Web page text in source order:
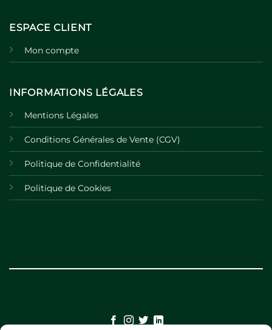
ESPACE CLIENT
Mon compte
INFORMATIONS LÉGALES
Mentions Légales
Conditions Générales de Vente (CGV)
Politique de Confidentialité
Politique de Cookies